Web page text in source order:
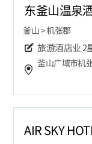
东釜山温泉
釜山 > 机张郡
旅游酒店业2
釜山广域市机
AIR SKY